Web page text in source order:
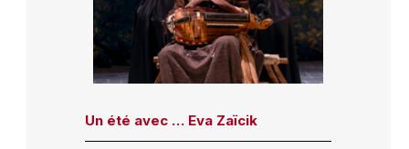
Un été avec … Eva Zaïcik